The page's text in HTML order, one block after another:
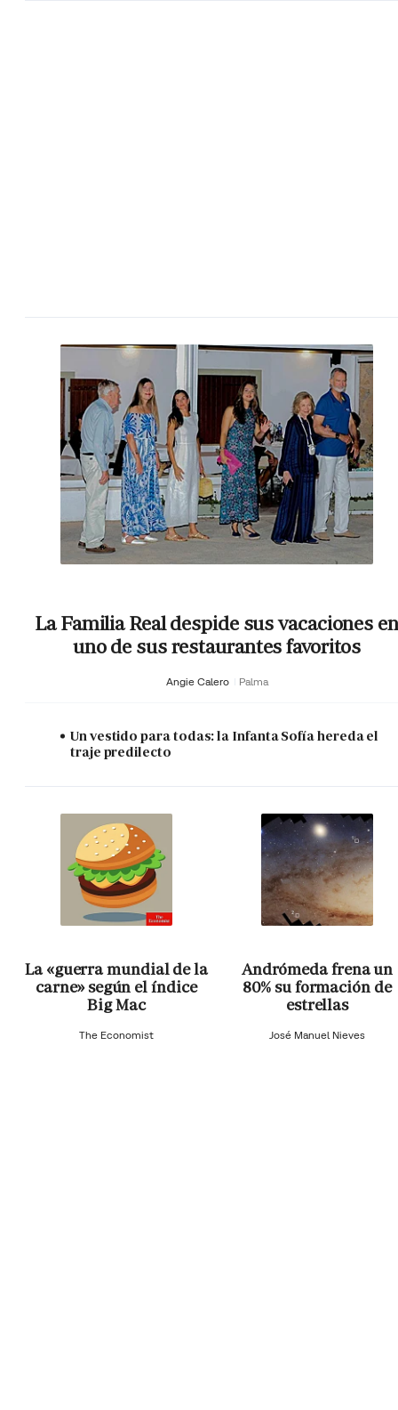
La Familia Real despide sus vacaciones en
uno de sus restaurantes favoritos
Angie Calero Palma
Un vestido para todas: la Infanta Sofía hereda el
traje predilecto
La «guerra mundial de la
carne» según el índice
Big Mac
The Economist
Andrómeda frena un
80% su formación de
estrellas
José Manuel Nieves